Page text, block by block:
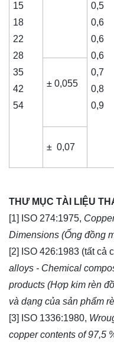
15
18
22
28
35
42
54
0,5
0,6
0,6
0,6
0,7
0,8
0,9
± 0,055
± 0,07
THƯ MỤC TÀI LIỆU
[1] ISO 274:1975,
Dimensions (Ống đồng
[2] ISO 426:1983 (tất cả
alloys - Chemical
products (Hợp kim rèn
và dạng của sản phẩm
[3] ISO 1336:1980,
copper contents of 97,5